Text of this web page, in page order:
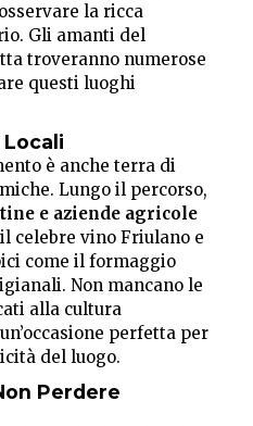
la ricca
Gli amanti del
troveranno numerose
questi luoghi
è anche terra di
Lungo il percorso,
e aziende agricole
celebre vino Friulano e
come il formaggio
Non mancano le
alla cultura
perfetta per
del luogo.
Perdere